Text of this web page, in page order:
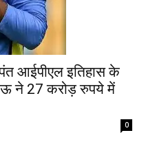
आईपीएल इतिहास के
ने 27 करोड़ रुपये में
0